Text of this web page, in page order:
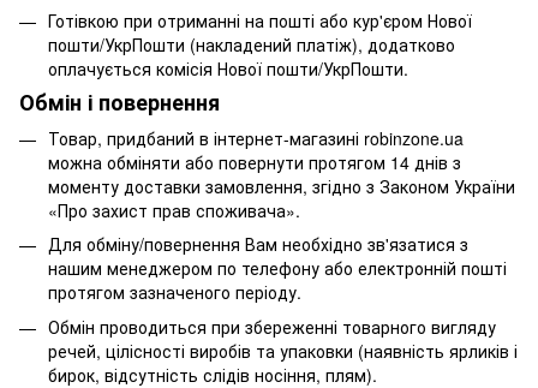
Готівкою при отриманні на пошті або кур'єром Нової
пошти/УкрПошти (накладений платіж), додатково
оплачується комісія Нової пошти/УкрПошти.
Обмін і повернення
Товар, придбаний в інтернет-магазині robinzone.ua
можна обміняти або повернути протягом 14 днів з
моменту доставки замовлення, згідно з Законом України
«Про захист прав споживача».
Для обміну/повернення Вам необхідно зв'язатися з
нашим менеджером по телефону або електронній пошті
протягом зазначеного періоду.
Обмін проводиться при збереженні товарного вигляду
речей, цілісності виробів та упаковки (наявність ярликів і
бирок, відсутність слідів носіння, плям).